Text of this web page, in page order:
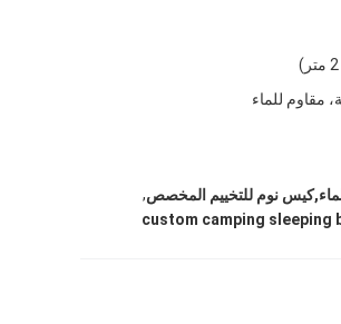
مقاوم للماء
نوم للتخييم المخصص,
custom camping sleeping